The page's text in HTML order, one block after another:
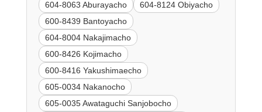
604-8063 Aburayacho
604-8124 Obiyacho
600-8439 Bantoyacho
604-8004 Nakajimacho
600-8426 Kojimacho
600-8416 Yakushimaecho
605-0034 Nakanocho
605-0035 Awataguchi Sanjobocho